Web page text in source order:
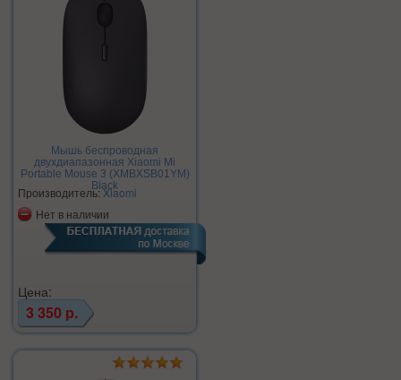
Мышь беспроводная
двухдиапазонная Xiaomi Mi
Portable Mouse 3 (XMBXSB01YM)
Black
Производитель:Xiaomi
Нет в наличии
Цена:
3 350 р.